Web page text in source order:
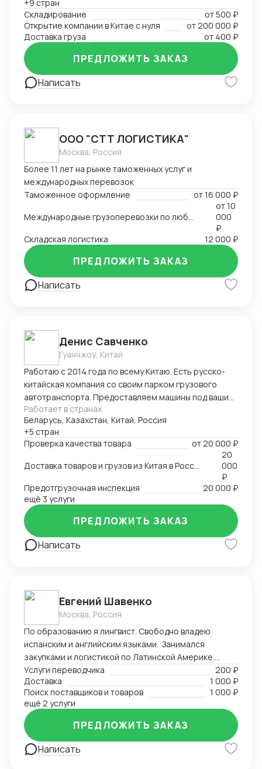
+9 стран
Складирование
от500 ₽
Открытие компании в Китае с нуля
от200 000 ₽
Доставка груза
от 400 ₽
Написать
ПРЕДЛОЖИТЬ ЗАКАЗ
ООО "СТТ ЛОГИСТИКА"
Москва, Россия
Более 11 лет на рынке таможенных услуг и
международных перевозок
Таможенное оформление
от16 000 ₽
Международные грузоперевозки по любым маршрутам и любыми видами транспорта
от10
000
₽
Складская логистика
12 000 ₽
Написать
ПРЕДЛОЖИТЬ ЗАКАЗ
Денис Савченко
Гуанчжоу, Китай
Работаю с 2014 года по всему Китаю. Есть русско-
китайская компания со своим парком грузового
автотранспорта. Предоставляем машины под ваши
поставки. Свой офис и склад в Гуанчжоу, ИУ и
Маньчжурии. Занимаюсь оказанием различных услуг
в сфере внешней торговли.
Работает в странах
Беларусь, Казахстан, Китай, Россия
+5 стран
Проверка качества товара
от20 000 ₽
Доставка товаров и грузов из Китая в Россию, Казахстан, Беларусь, Таиланд, Вьетнам, Малайзию
20
000
₽
Предотгрузочная инспекция
20 000 ₽
ещё 3 услуги
Написать
ПРЕДЛОЖИТЬ ЗАКАЗ
Евгений Шавенко
Москва, Россия
По образованию я лингвист. Свободно владею
испанским и английским языками. Занимался
закупками и логистикой по Латинской Америке.
Координировал, вел переговоры по закупке,
согласовал цены DDP. Перевозил товары до складов
компании. В данный момент занимаюсь
организацией импорта в Российскую Федерацию из
Америки. Знаком со всеми первичными документами
ВЭД.
Услуги переводчика
200 ₽
Доставка
1 000 ₽
Поиск поставщиков и товаров
1 000 ₽
ещё 2 услуги
Написать
ПРЕДЛОЖИТЬ ЗАКАЗ